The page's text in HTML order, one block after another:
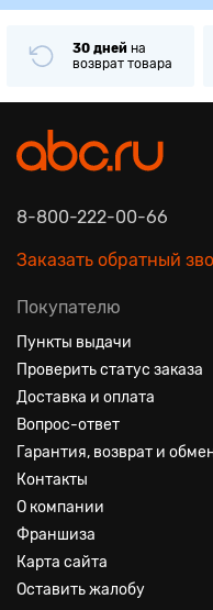
30 днейна
возврат товара
8-800-222-00-66
Заказать обратный
Покупателю
Пункты выдачи
Проверить статус заказа
Доставка и оплата
Вопрос-ответ
Гарантия, возврат и
Контакты
О компании
Франшиза
Карта сайта
Оставить жалобу